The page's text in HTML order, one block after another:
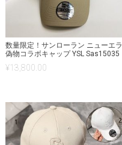
数量限定！サンローラン ニューエラ
偽物コラボキャップ YSL Sas15035
¥13,800.00